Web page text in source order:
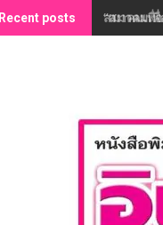
Recent posts “สมาคมเ